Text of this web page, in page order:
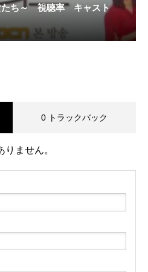
たち～ 視聴率 キャスト
0 トラックバック
ません。